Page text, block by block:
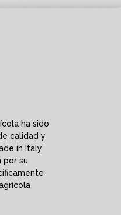
ha sido
calidad y
in Italy”
por su